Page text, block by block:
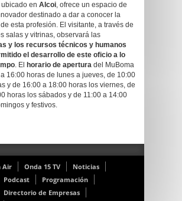
ubicado en Alcoi, ofrece un espacio de
destinado a dar a conocer la
esta profesión. El visitante, a través de
salas y vitrinas, observará las
y los recursos técnicos y humanos
el desarrollo de este oficio a lo
. El horario de apertura del MuBoma
16:00 horas de lunes a jueves, de 10:00
y de 16:00 a 18:00 horas los viernes, de
horas los sábados y de 11:00 a 14:00
y festivos.
Air Onda 15 TV
Noticias
Podcast
Programación
Directorio de Empresas